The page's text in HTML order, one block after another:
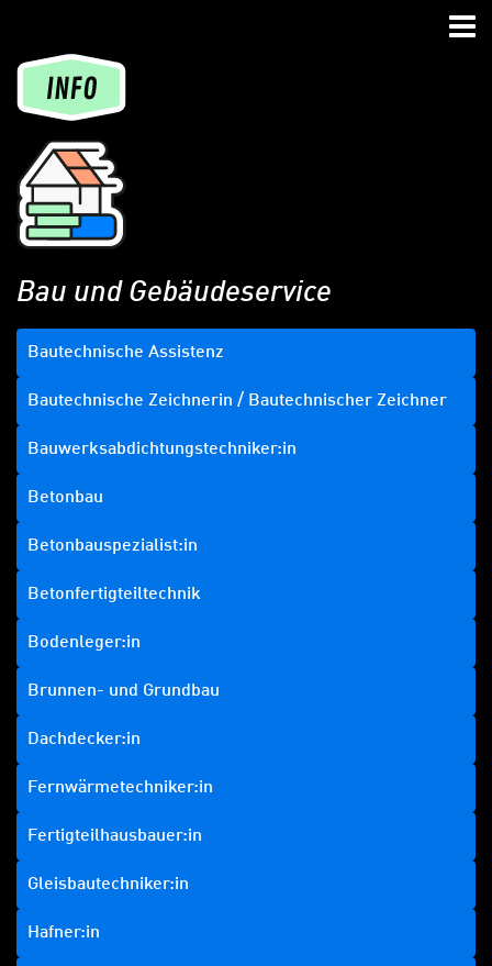
Bau und Gebäudeservice
Bautechnische Assistenz
Bautechnische Zeichnerin / Bautechnischer Zeichner
Bauwerksabdichtungstechniker:in
Betonbau
Betonbauspezialist:in
Betonfertigteiltechnik
Bodenleger:in
Brunnen- und Grundbau
Dachdecker:in
Fernwärmetechniker:in
Fertigteilhausbauer:in
Gleisbautechniker:in
Hafner:in